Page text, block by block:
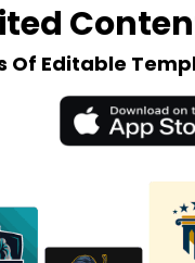
Of Editable